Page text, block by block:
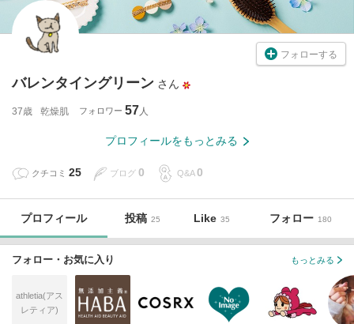
フォローする
バレンタイングリーン さん
37歳 乾燥肌 フォロワー 57
プロフィールをもっとみる
クチコミ 25 ブログ 0 Q&A 0
プロフィール 投稿 25 Like 35 フォロー 180
フォロー・お気に入り もっとみる
athletia(アス
レティア)